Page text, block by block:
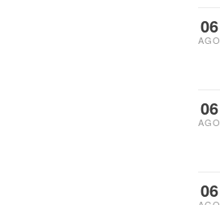
06
AGO
06
AGO
06